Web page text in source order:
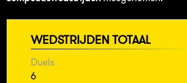
WEDSTRIJDEN TOTAAL
Duels
6